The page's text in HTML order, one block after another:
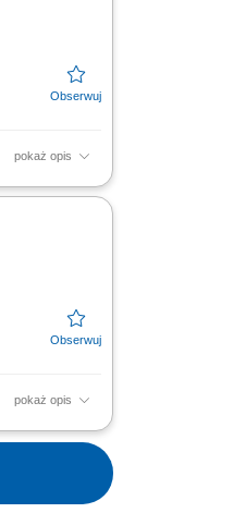
pokaż opis
pokaż opis